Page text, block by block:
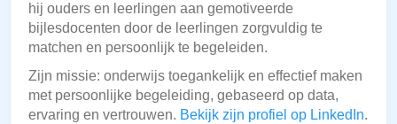
hij ouders en leerlingen aan gemotiveerde
bijlesdocenten door de leerlingen zorgvuldig te
matchen en persoonlijk te begeleiden.
Zijn missie: onderwijs toegankelijk en effectief maken
met persoonlijke begeleiding, gebaseerd op data,
ervaring en vertrouwen. Bekijk zijn profiel op LinkedIn.